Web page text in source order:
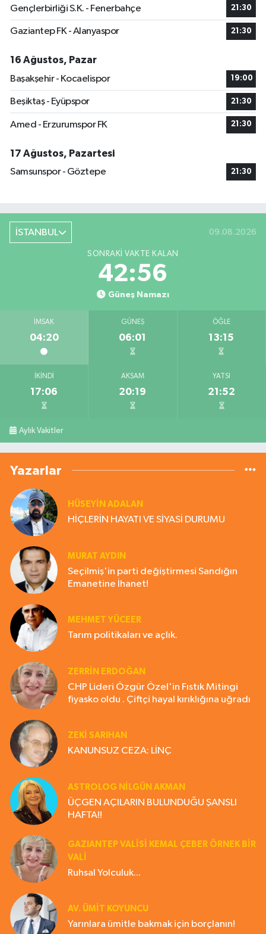
Gençlerbirliği S.K. - Fenerbahçe 21:30
Gaziantep FK - Alanyaspor 21:30
16 Ağustos, Pazar
Başakşehir - Kocaelispor
19:00
Beşiktaş - Eyüpspor 21:30
Amed - Erzurumspor FK 21:30
17 Ağustos, Pazartesi
Samsunspor - Göztepe
21:30
İSTANBUL 09.08.2026
SONRAKI VAKTE KALAN
42:55
Güneş Namazı
İMSAK
04:20
GÜNEŞ
06:01
ÖĞLE
13:15
İKINDI
17:06
AKŞAM
20:19
YATSI
21:52
Aylık Vakitler
Yazarlar
HÜSEYIN ADALAN
HİÇLERİN HAYATI VE SİYASİ DURUMU
MURAT AYDIN
Seçilmiş'in parti değiştirmesi Sandığın
Emanetine İhanet!
MEHMET YÜCEER
Tarım politikaları ve açlık.
ZERRIN ERDOĞAN
CHP Lideri Özgür Özel'in Fıstık Mitingi
fiyasko oldu . Çiftçi hayal kırıklığına uğradı
ZEKI SARIHAN
KANUNSUZ CEZA: LİNÇ
ASTROLOG NILGÜN AKMAN
ÜÇGEN AÇILARIN BULUNDUĞU ŞANSLI
HAFTA!!
GAZIANTEP VALISI KEMAL ÇEBER ÖRNEK BİR
VALİ
Ruhsal Yolculuk...
AV. ÜMIT KOYUNCU
Yarınlara ümitle bakmak için borçlanın!